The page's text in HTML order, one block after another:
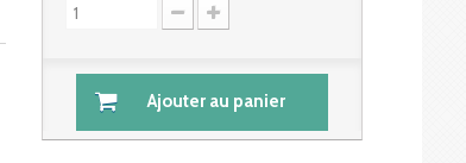
Ajouter au panier